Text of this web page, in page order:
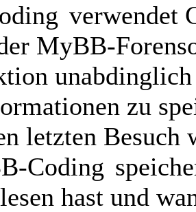
verwendet
MyBB-
zu
letzten Besuch
Coding
hast und